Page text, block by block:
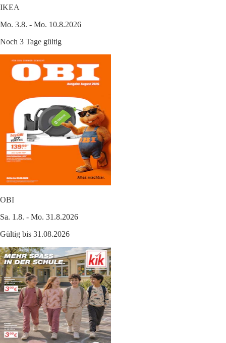
IKEA
Mo. 3.8. - Mo. 10.8.2026
Noch 3 Tage gültig
OBI
Sa. 1.8. - Mo. 31.8.2026
Gültig bis 31.08.2026